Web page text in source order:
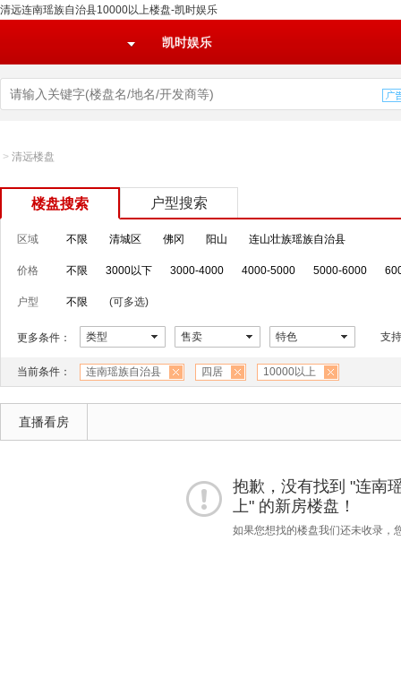
清远连南瑶族自治县10000以上楼盘-凯时娱乐
凯时娱乐
> 清远楼盘
楼盘搜索 户型搜索
区域 不限 清城区 佛冈 阳山 连山壮族瑶族自治县
价格 不限 3000以下 3000-4000 4000-5000 5000-6000
户型 不限 (可多选)
更多条件： 类型 售卖 特色 支
当前条件： 连南瑶族自治县 四居 10000以上
直播看房
抱歉，没有找到 "连南
上" 的新房楼盘！
如果您想找的楼盘我们还未收录，